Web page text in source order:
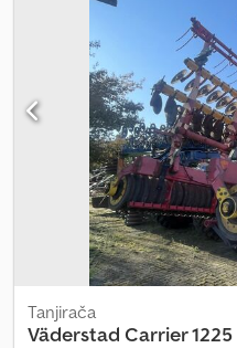
Tanjirača
Väderstad Carrier 1225